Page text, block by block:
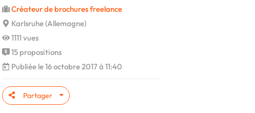
Créateur de brochures freelance
Karlsruhe (Allemagne)
1111 vues
15 propositions
Publiée le 16 octobre 2017 à 11:40
Partager